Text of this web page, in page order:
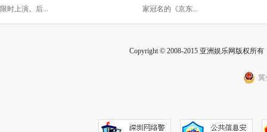
限时上演。后...
2025元红包
家冠名的《京东...
Copyright © 2008-2015 亚洲娱乐网版权所
冀